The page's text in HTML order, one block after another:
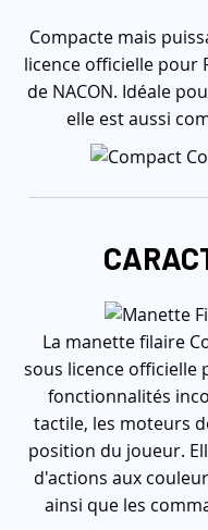
Compacte mais
licence officielle pour
de NACON. Idéale
elle est aussi
La manette filaire
sous licence officielle
fonctionnalités
tactile, les moteurs
position du joueur.
d'actions aux
ainsi que les